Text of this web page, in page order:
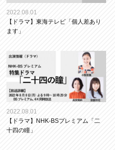
2022.08.01
【ドラマ】東海テレビ「個人差あり
ます」
2022.08.01
【ドラマ】NHK-BSプレミアム「二
十四の瞳」